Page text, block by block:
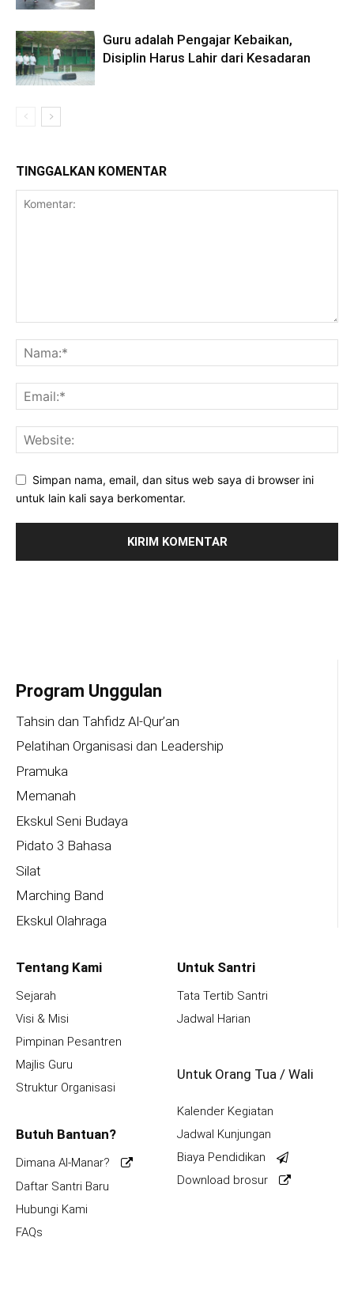
Guru adalah Pengajar Kebaikan,
Disiplin Harus Lahir dari Kesadaran
TINGGALKAN KOMENTAR
Simpan nama, email, dan situs web saya di browser ini
untuk lain kali saya berkomentar.
Program Unggulan
Tahsin dan Tahfidz Al-Qur’an
Pelatihan Organisasi dan Leadership
Pramuka
Memanah
Ekskul Seni Budaya
Pidato 3 Bahasa
Silat
Marching Band
Ekskul Olahraga
Tentang Kami
Sejarah
Visi & Misi
Pimpinan Pesantren
Majlis Guru
Struktur Organisasi
Butuh Bantuan?
Dimana Al-Manar?
Daftar Santri Baru
Hubungi Kami
FAQs
Untuk Santri
Tata Tertib Santri
Jadwal Harian
Untuk Orang Tua / Wali
Kalender Kegiatan
Jadwal Kunjungan
Biaya Pendidikan
Download brosur